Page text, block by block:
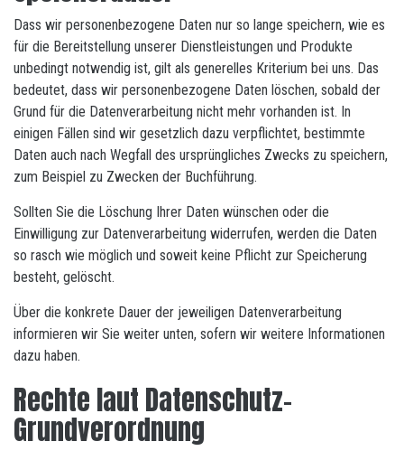
Dass wir personenbezogene Daten nur so lange speichern, wie es
für die Bereitstellung unserer Dienstleistungen und Produkte
unbedingt notwendig ist, gilt als generelles Kriterium bei uns. Das
bedeutet, dass wir personenbezogene Daten löschen, sobald der
Grund für die Datenverarbeitung nicht mehr vorhanden ist. In
einigen Fällen sind wir gesetzlich dazu verpflichtet, bestimmte
Daten auch nach Wegfall des ursprüngliches Zwecks zu speichern,
zum Beispiel zu Zwecken der Buchführung.
Sollten Sie die Löschung Ihrer Daten wünschen oder die
Einwilligung zur Datenverarbeitung widerrufen, werden die Daten
so rasch wie möglich und soweit keine Pflicht zur Speicherung
besteht, gelöscht.
Über die konkrete Dauer der jeweiligen Datenverarbeitung
informieren wir Sie weiter unten, sofern wir weitere Informationen
dazu haben.
Rechte laut Datenschutz-
Grundverordnung